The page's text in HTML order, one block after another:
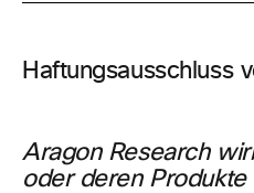
Haftungsausschluss
Aragon Research
oder deren Produkte